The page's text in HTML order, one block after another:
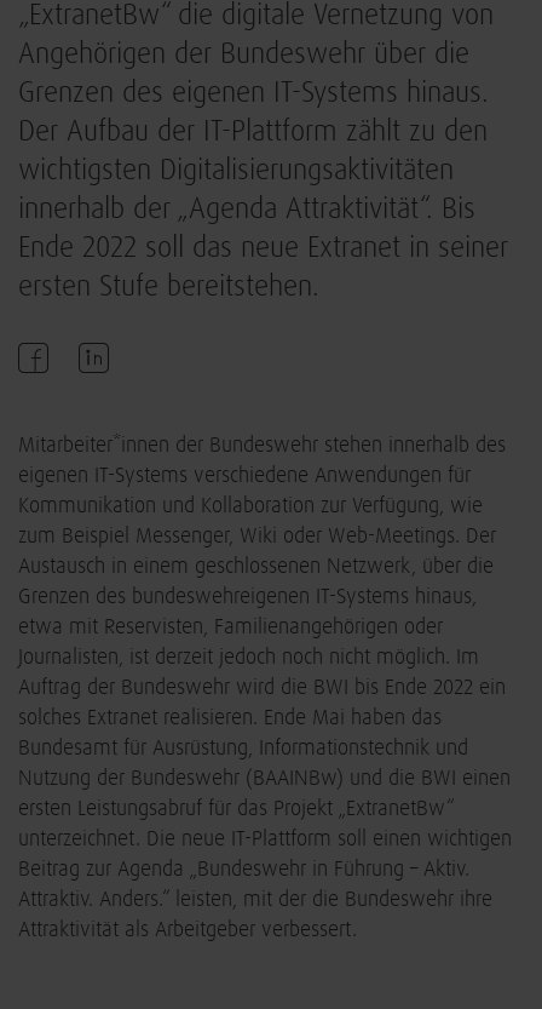
„ExtranetBw“ die digitale Vernetzung von
Angehörigen der Bundeswehr über die
Grenzen des eigenen IT-Systems hinaus.
Der Aufbau der IT-Plattform zählt zu den
wichtigsten Digitalisierungsaktivitäten
innerhalb der „Agenda Attraktivität“. Bis
Ende 2022 soll das neue Extranet in seiner
ersten Stufe bereitstehen.
Mitarbeiter*innen der Bundeswehr stehen innerhalb des
eigenen IT-Systems verschiedene Anwendungen für
Kommunikation und Kollaboration zur Verfügung, wie
zum Beispiel Messenger, Wiki oder Web-Meetings. Der
Austausch in einem geschlossenen Netzwerk, über die
Grenzen des bundeswehreigenen IT-Systems hinaus,
etwa mit Reservisten, Familienangehörigen oder
Journalisten, ist derzeit jedoch noch nicht möglich. Im
Auftrag der Bundeswehr wird die BWI bis Ende 2022 ein
solches Extranet realisieren. Ende Mai haben das
Bundesamt für Ausrüstung, Informationstechnik und
Nutzung der Bundeswehr (BAAINBw) und die BWI einen
ersten Leistungsabruf für das Projekt „ExtranetBw“
unterzeichnet. Die neue IT-Plattform soll einen wichtigen
Beitrag zur Agenda „Bundeswehr in Führung – Aktiv.
Attraktiv. Anders.“ leisten, mit der die Bundeswehr ihre
Attraktivität als Arbeitgeber verbessert.